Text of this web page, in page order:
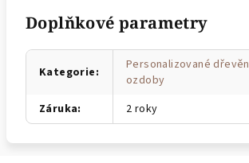
Doplňkové parametry
Kategorie:
Personalizované
ozdoby
Záruka: 2 roky